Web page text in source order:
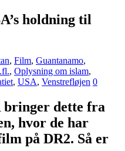
holdning til
, Film, Guantanamo,
, Oplysning om islam,
, USA, Venstrefløjen 0
bringer dette fra
hvor de har
på DR2. Så er